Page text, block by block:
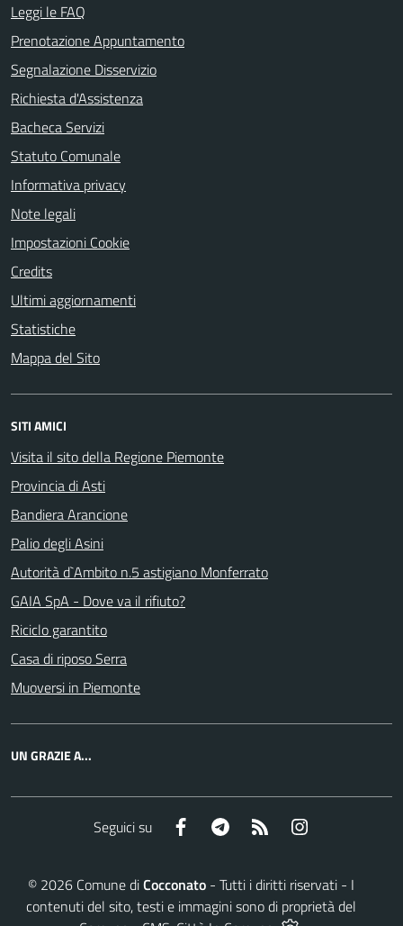
Leggi le FAQ
Prenotazione Appuntamento
Segnalazione Disservizio
Richiesta d'Assistenza
Bacheca Servizi
Statuto Comunale
Informativa privacy
Note legali
Impostazioni Cookie
Credits
Ultimi aggiornamenti
Statistiche
Mappa del Sito
SITI AMICI
Visita il sito della Regione Piemonte
Provincia di Asti
Bandiera Arancione
Palio degli Asini
Autorità d`Ambito n.5 astigiano Monferrato
GAIA SpA - Dove va il rifiuto?
Riciclo garantito
Casa di riposo Serra
Muoversi in Piemonte
UN GRAZIE A...
Seguici su Facebook Telegram RSS
© 2026Comune diCocconato- Tutti i diritti riservati - I
contenuti del sito, testi e immagini sono di proprietà del